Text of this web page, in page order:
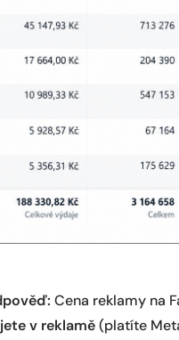
Cena reklamy na
v reklamě(platíte